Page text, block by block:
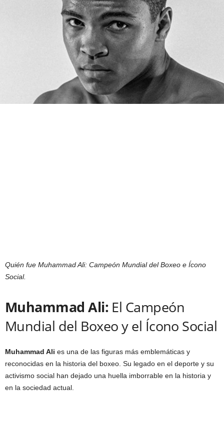
Quién fue Muhammad Ali: Campeón Mundial del Boxeo e Ícono
Social.
Muhammad Ali:El Campeón
Mundial del Boxeo y el Ícono Social
Muhammad Ali es una de las figuras más emblemáticas y
reconocidas en la historia del boxeo. Su legado en el deporte y su
activismo social han dejado una huella imborrable en la historia y
en la sociedad actual.